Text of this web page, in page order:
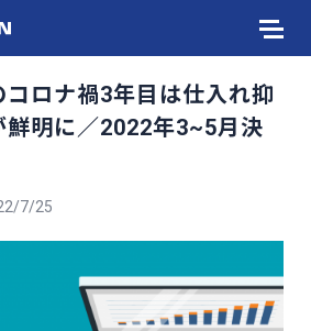
ロナ禍3年目は仕入れ抑
鮮明に／2022年3~5月決
7/25